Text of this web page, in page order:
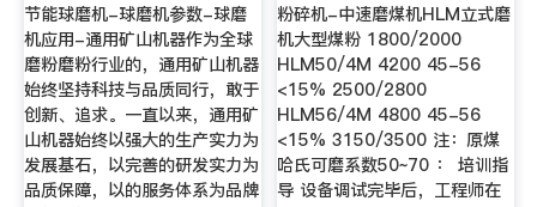
节能球磨机-球磨机参数-球磨
机应用-通用矿山机器作为全球
磨粉磨粉行业的，通用矿山机器
始终坚持科技与品质同行，敢于
创新、追求。一直以来，通用矿
山机器始终以强大的生产实力为
发展基石，以完善的研发实力为
品质保障，以的服务体系为品牌
粉碎机-中速磨煤机HLM立式磨
机大型煤粉 1800/2000
HLM50/4M 4200 45-56
<15% 2500/2800
HLM56/4M 4800 45-56
<15% 3150/3500 注：原煤
哈氏可磨系数50~70 ： 培训指
导 设备调试完毕后，工程师在